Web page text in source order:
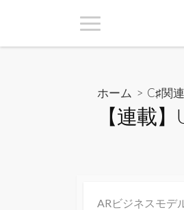
ホーム > C♯関連
【連載
ARビジネスモデ